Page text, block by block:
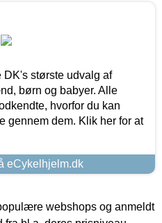
DK's største udvalg af
børn og babyer. Alle
hvorfor du kan
gennem dem. Klik her for at
eCykelhjelm.dk
webshops og anmeldt